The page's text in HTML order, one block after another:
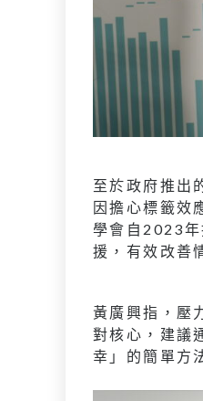
至於政府推出
因擔心標籤效
學會自2023
援，有效改善
黃廣興指，壓
對核心，建議
幸」的簡單方